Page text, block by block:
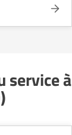
service à